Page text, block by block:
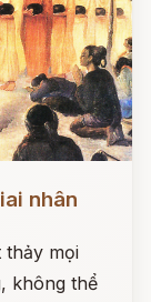
nhân
thảy mọi
không thể